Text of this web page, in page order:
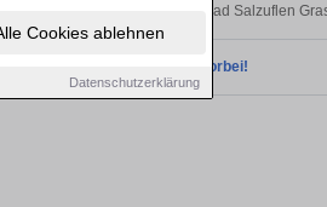
Cookies ablehnen
Datenschutzerklärung
finden Sie Ihre Immobilie in Bad Salzuflen
Schauen Sie bald wieder vorbei!